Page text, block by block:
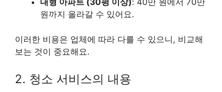
대형 아파트 (30평 이상): 40만 원에서 70만
원까지 올라갈 수 있어요.
이러한 비용은 업체에 따라 다를 수 있으니, 비교해
보는 것이 중요해요.
2. 청소 서비스의 내용